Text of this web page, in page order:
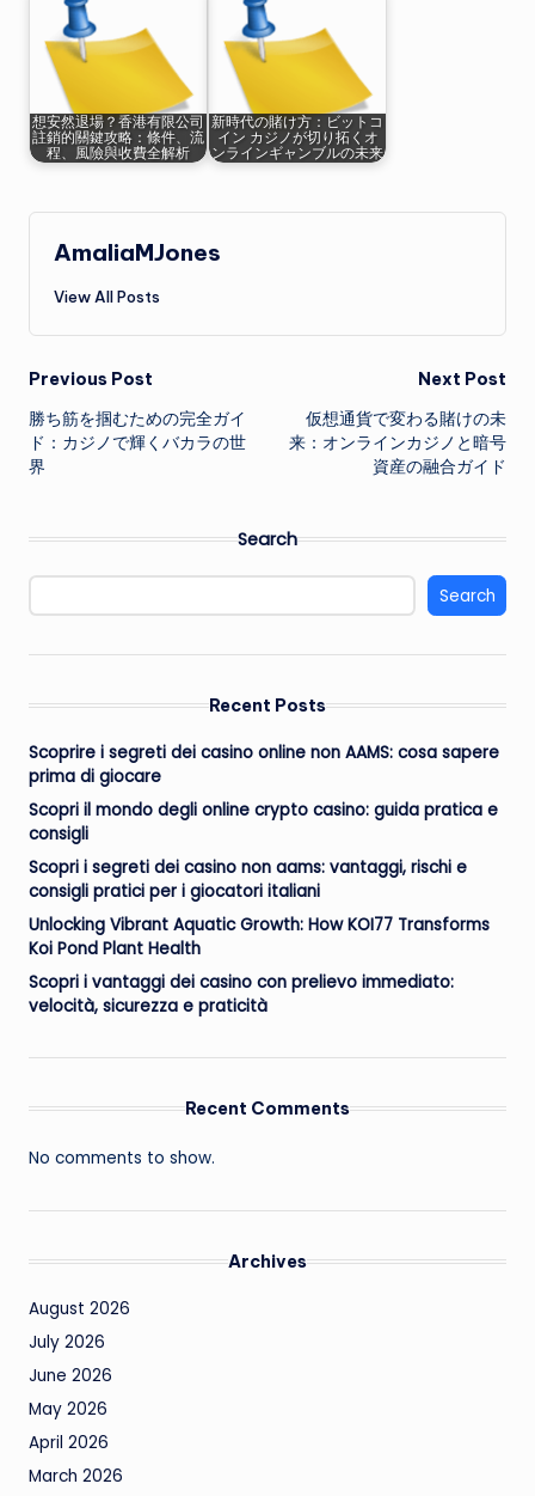
想安然退場？香港有限公司
註銷的關鍵攻略：條件、流
程、風險與收費全解析
新時代の賭け方：ビットコ
イン カジノが切り拓くオ
ンラインギャンブルの未来
AmaliaMJones
View All Posts
Post
navigation
Previous Post
勝ち筋を掴むための完全ガイ
ド：カジノで輝くバカラの世
界
Next Post
仮想通貨で変わる賭けの未
来：オンラインカジノと暗号
資産の融合ガイド
Search
Search
Recent Posts
Scoprire i segreti dei casino online non AAMS: cosa sapere
prima di giocare
Scopri il mondo degli online crypto casino: guida pratica e
consigli
Scopri i segreti dei casino non aams: vantaggi, rischi e
consigli pratici per i giocatori italiani
Unlocking Vibrant Aquatic Growth: How KOI77 Transforms
Koi Pond Plant Health
Scopri i vantaggi dei casino con prelievo immediato:
velocità, sicurezza e praticità
Recent Comments
No comments to show.
Archives
August 2026
July 2026
June 2026
May 2026
April 2026
March 2026